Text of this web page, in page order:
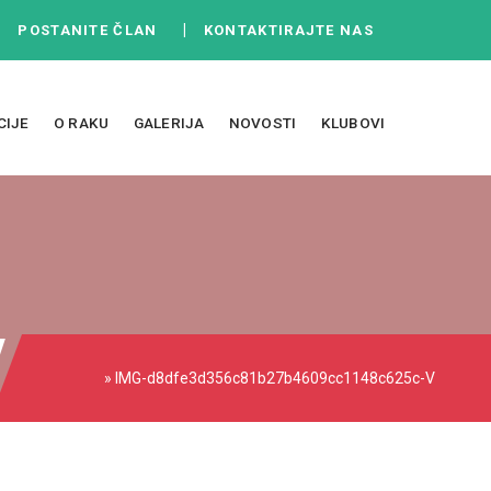
POSTANITE ČLAN KONTAKTIRAJTE NAS
O RAKU GALERIJA NOVOSTI KLUBOVI
» IMG-d8dfe3d356c81b27b4609cc1148c625c-V